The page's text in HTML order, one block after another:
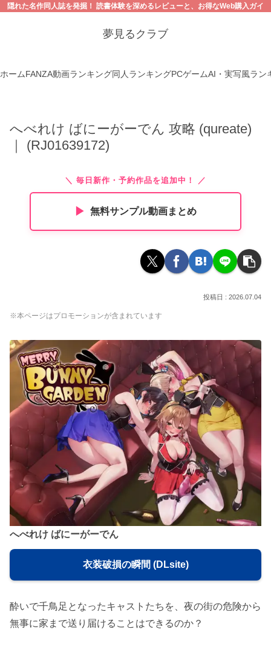
隠れた名作同人誌を発掘！ 読書体験を深めるレビューと、お得なWeb購入ガイ
夢見るクラブ
ホームFANZA動画ランキング同人ランキングPCゲームAI・実写風ラン
へべれけ ばにーがーでん 攻略 (qureate)
｜ (RJ01639172)
＼ 毎日新作・予約作品を追加中！ ／
▶︎ 無料サンプル動画まとめ
2026.07.04
※本ページはプロモーションが含まれています
へべれけ ばにーがーでん
衣装破損の瞬間 (DLsite)
酔いで千鳥足となったキャストたちを、夜の街の危険から
無事に家まで送り届けることはできるのか？